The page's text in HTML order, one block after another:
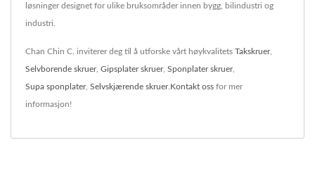
løsninger designet for ulike bruksområder innen bygg, bilindustri og
industri.
Chan Chin C. inviterer deg til å utforske vårt høykvalitets Takskruer,
Selvborende skruer, Gipsplater skruer, Sponplater skruer,
Supa sponplater, Selvskjærende skruer. Kontakt oss for mer
informasjon!